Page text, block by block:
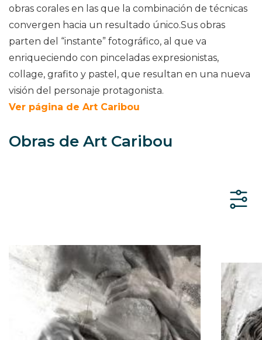
obras corales en las que la combinación de técnicas
convergen hacia un resultado único.Sus obras
parten del “instante” fotográfico, al que va
enriqueciendo con pinceladas expresionistas,
collage, grafito y pastel, que resultan en una nueva
visión del personaje protagonista.
Ver página de Art Caribou
Obras de Art Caribou